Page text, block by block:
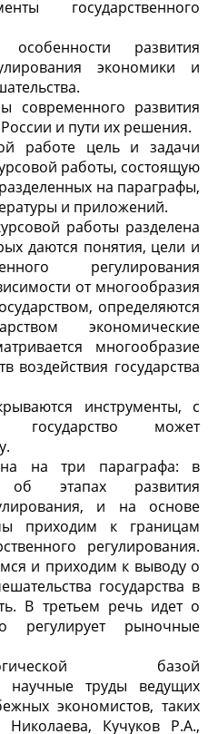
государственного
развития
экономики и
современного развития
и пути их решения.
работе цель и задачи
работы, состоящую
на параграфы,
и приложений.
работы разделена
даются понятия, цели и
регулирования
от многообразия
определяются
экономические
многообразие
воздействия государства
инструменты, с
может
на три параграфа: в
об этапах развития
и на основе
приходим к границам
регулирования.
и приходим к выводу о
государства в
В третьем речь идет о
регулирует рыночные
базой
научные труды ведущих
экономистов, таких
Николаева, Кучуков Р.А.,